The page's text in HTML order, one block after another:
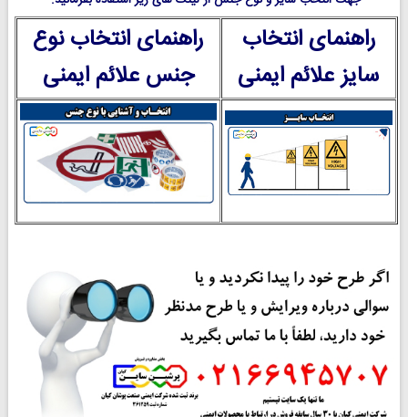
راهنمای انتخاب
سایز علائم ایمنی
راهنمای انتخاب نوع
جنس علائم ایمنی